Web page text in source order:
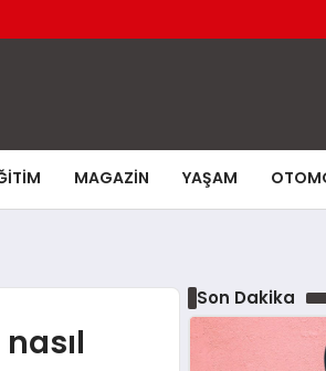
MAGAZIN YAŞAM
Son Dakika